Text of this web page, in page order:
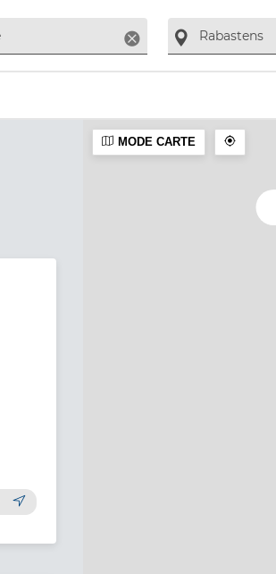
Supprimer
MODE CARTE